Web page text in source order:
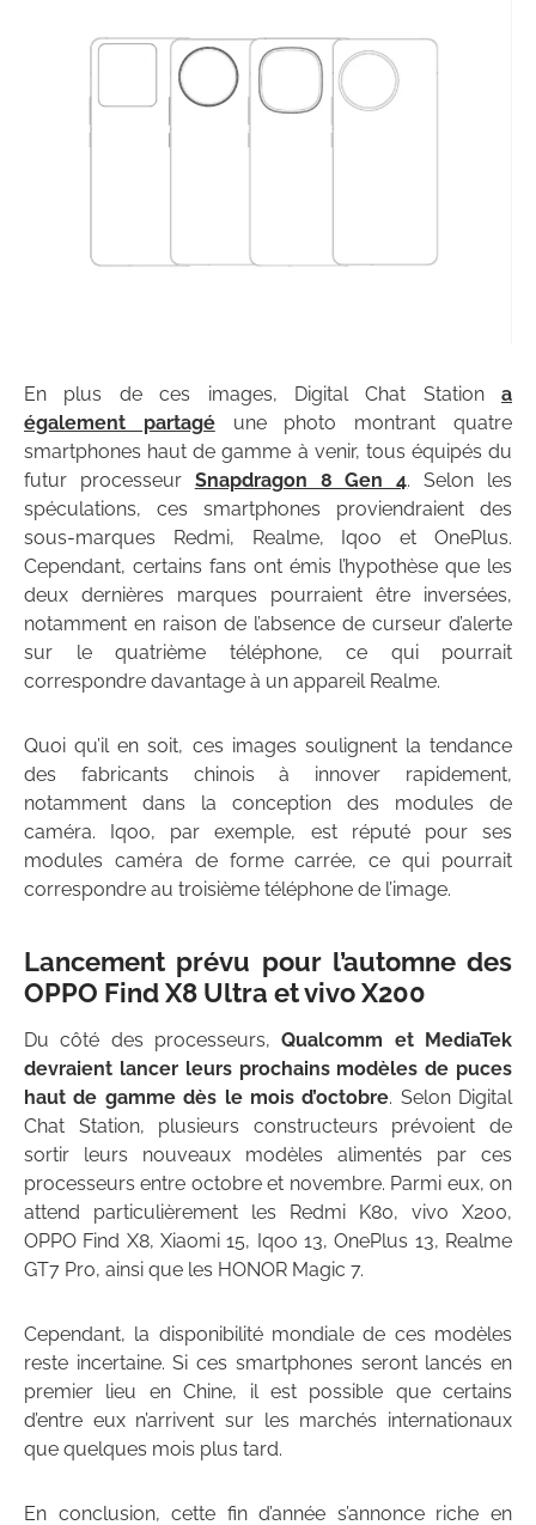
En plus de ces images, Digital Chat Station a
également partagéune photo montrant quatre
smartphones haut de gamme à venir, tous équipés du
futur processeur Snapdragon 8 Gen 4. Selon les
spéculations, ces smartphones proviendraient des
sous-marques Redmi, Realme, Iqoo et OnePlus.
Cependant, certains fans ont émis l’hypothèse que les
deux dernières marques pourraient être inversées,
notamment en raison de l’absence de curseur d’alerte
sur le quatrième téléphone, ce qui pourrait
correspondre davantage à un appareil Realme.
Quoi qu’il en soit, ces images soulignent la tendance
des fabricants chinois à innover rapidement,
notamment dans la conception des modules de
caméra. Iqoo, par exemple, est réputé pour ses
modules caméra de forme carrée, ce qui pourrait
correspondre au troisième téléphone de l’image.
Lancement prévu pour l’automne des
OPPO Find X8 Ultra et vivo X200
Du côté des processeurs,Qualcomm et MediaTek
devraient lancer leurs prochains modèles de puces
haut de gamme dès le mois d’octobre. Selon Digital
Chat Station, plusieurs constructeurs prévoient de
sortir leurs nouveaux modèles alimentés par ces
processeurs entre octobre et novembre. Parmi eux, on
attend particulièrement les Redmi K80, vivo X200,
OPPO Find X8, Xiaomi 15, Iqoo 13, OnePlus 13, Realme
GT7 Pro, ainsi que les HONOR Magic 7.
Cependant, la disponibilité mondiale de ces modèles
reste incertaine. Si ces smartphones seront lancés en
premier lieu en Chine, il est possible que certains
d’entre eux n’arrivent sur les marchés internationaux
que quelques mois plus tard.
En conclusion, cette fin d’année s’annonce riche en